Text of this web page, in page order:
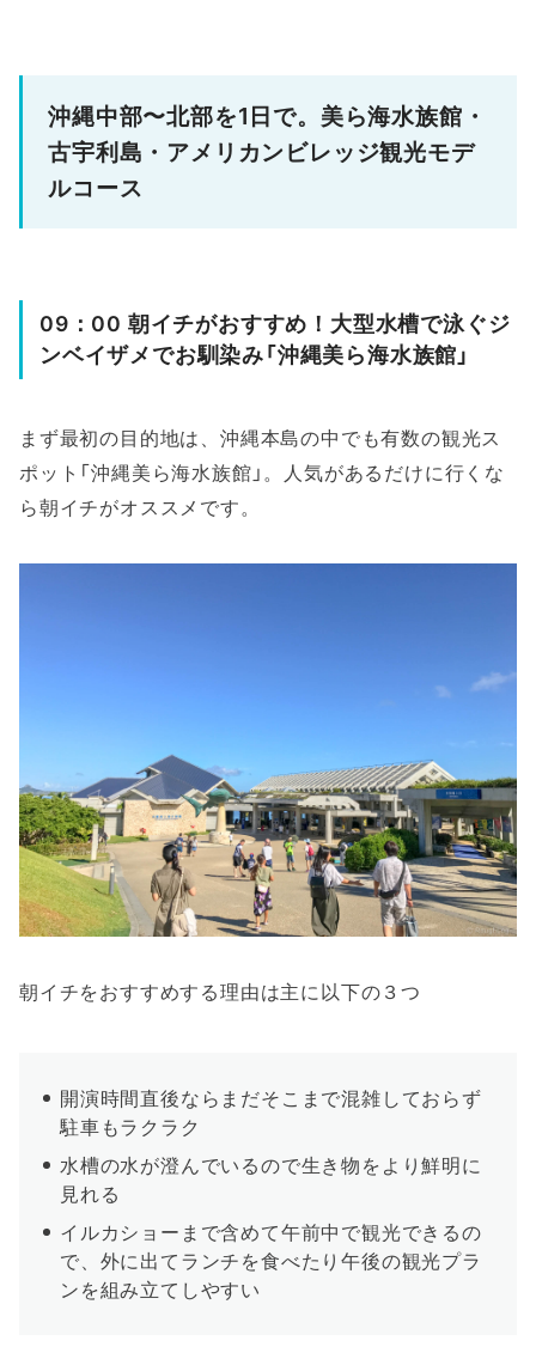
沖縄中部〜北部を1日で。美ら海水族館・
古宇利島・アメリカンビレッジ観光モデ
ルコース
09：00 朝イチがおすすめ！大型水槽で泳ぐジ
ンベイザメでお馴染み「沖縄美ら海水族館」
まず最初の目的地は、沖縄本島の中でも有数の観光ス
ポット「沖縄美ら海水族館」。人気があるだけに行くな
ら朝イチがオススメです。
朝イチをおすすめする理由は主に以下の３つ
開演時間直後ならまだそこまで混雑しておらず
駐車もラクラク
水槽の水が澄んでいるので生き物をより鮮明に
見れる
イルカショーまで含めて午前中で観光できるの
で、外に出てランチを食べたり午後の観光プラ
ンを組み立てしやすい